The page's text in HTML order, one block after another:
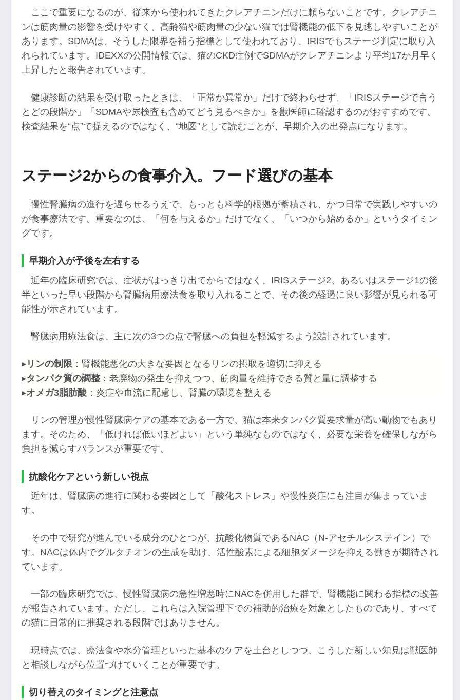
ここで重要になるのが、従来から使われてきたクレアチニンだけに頼らないことです。クレアチニ
ンは筋肉量の影響を受けやすく、高齢猫や筋肉量の少ない猫では腎機能の低下を見逃しやすいことが
あります。SDMAは、そうした限界を補う指標として使われており、IRISでもステージ判定に取り入
れられています。IDEXXの公開情報では、猫のCKD症例でSDMAがクレアチニンより平均17か月早く
上昇したと報告されています。
健康診断の結果を受け取ったときは、「正常か異常か」だけで終わらせず、「IRISステージで言う
とどの段階か」「SDMAや尿検査も含めてどう見るべきか」を獣医師に確認するのがおすすめです。
検査結果を“点”で捉えるのではなく、“地図”として読むことが、早期介入の出発点になります。
ステージ2からの食事介入。フード選びの基本
慢性腎臓病の進行を遅らせるうえで、もっとも科学的根拠が蓄積され、かつ日常で実践しやすいの
が食事療法です。重要なのは、「何を与えるか」だけでなく、「いつから始めるか」というタイミン
グです。
早期介入が予後を左右する
近年の臨床研究では、症状がはっきり出てからではなく、IRISステージ2、あるいはステージ1の後
半といった早い段階から腎臓病用療法食を取り入れることで、その後の経過に良い影響が見られる可
能性が示されています。
腎臓病用療法食は、主に次の3つの点で腎臓への負担を軽減するよう設計されています。
▸ リンの制限 ：腎機能悪化の大きな要因となるリンの摂取を適切に抑える
▸タンパク質の調整 ：老廃物の発生を抑えつつ、筋肉量を維持できる質と量に調整する
▸オメガ3脂肪酸 ：炎症や血流に配慮し、腎臓の環境を整える
リンの管理が慢性腎臓病ケアの基本である一方で、猫は本来タンパク質要求量が高い動物でもあり
ます。そのため、「低ければ低いほどよい」という単純なものではなく、必要な栄養を確保しながら
負担を減らすバランスが重要です。
抗酸化ケアという新しい視点
近年は、腎臓病の進行に関わる要因として「酸化ストレス」や慢性炎症にも注目が集まっていま
す。
その中で研究が進んでいる成分のひとつが、抗酸化物質であるNAC（N-アセチルシステイン）で
す。NACは体内でグルタチオンの生成を助け、活性酸素による細胞ダメージを抑える働きが期待され
ています。
一部の臨床研究では、慢性腎臓病の急性増悪時にNACを併用した群で、腎機能に関わる指標の改善
が報告されています。ただし、これらは入院管理下での補助的治療を対象としたものであり、すべて
の猫に日常的に推奨される段階ではありません。
現時点では、療法食や水分管理といった基本のケアを土台としつつ、こうした新しい知見は獣医師
と相談しながら位置づけていくことが重要です。
切り替えのタイミングと注意点